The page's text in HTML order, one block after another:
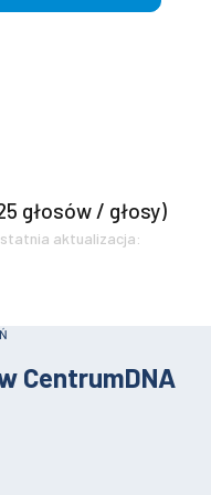
głosów / głosy)
aktualizacja:
CentrumDNA